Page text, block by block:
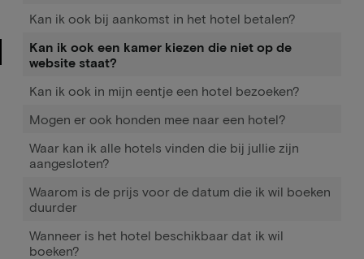
Kan ik ook bij aankomst in het hotel betalen?
Kan ik ook een kamer kiezen die niet op de
website staat?
Kan ik ook in mijn eentje een hotel bezoeken?
Mogen er ook honden mee naar een hotel?
Waar kan ik alle hotels vinden die bij jullie zijn
aangesloten?
Waarom is de prijs voor de datum die ik wil boeken
duurder
Wanneer is het hotel beschikbaar dat ik wil
boeken?